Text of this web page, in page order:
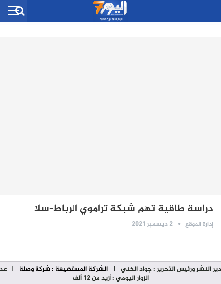
دراسة طاقية تهم شبكة تراموي الرباط-سلا
إدارة الموقع 2 ديسمبر 2021
النشر ورئيس التحرير : جواد الخني | الشركة المستضيفة : شركة وصلة |
الزوار اليومي : أزيد من 12 ألف